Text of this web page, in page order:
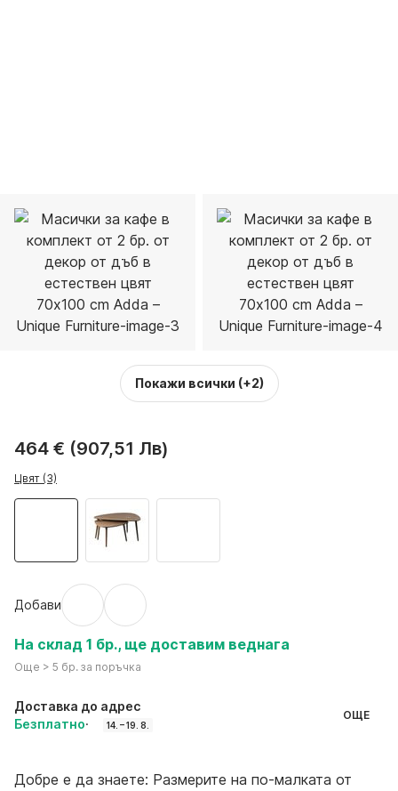
Покажи всички (+2)
464 € (907,51 Лв)
Цвят (3)
Добави
На склад 1 бр., ще доставим веднага
Още > 5 бр. за поръчка
Доставка до адрес
Безплатно· 14. – 19. 8.
ОЩЕ
Добре е да знаете: Размерите на по-малката от